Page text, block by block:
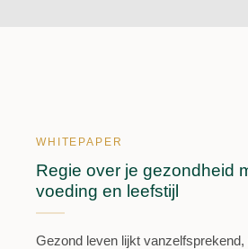
WHITEPAPER
Regie over je gezondheid
voeding en leefstijl
Gezond leven lijkt